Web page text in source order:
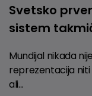
Svetsko
sistem
Mundijal nikada
reprezentacija
ali...